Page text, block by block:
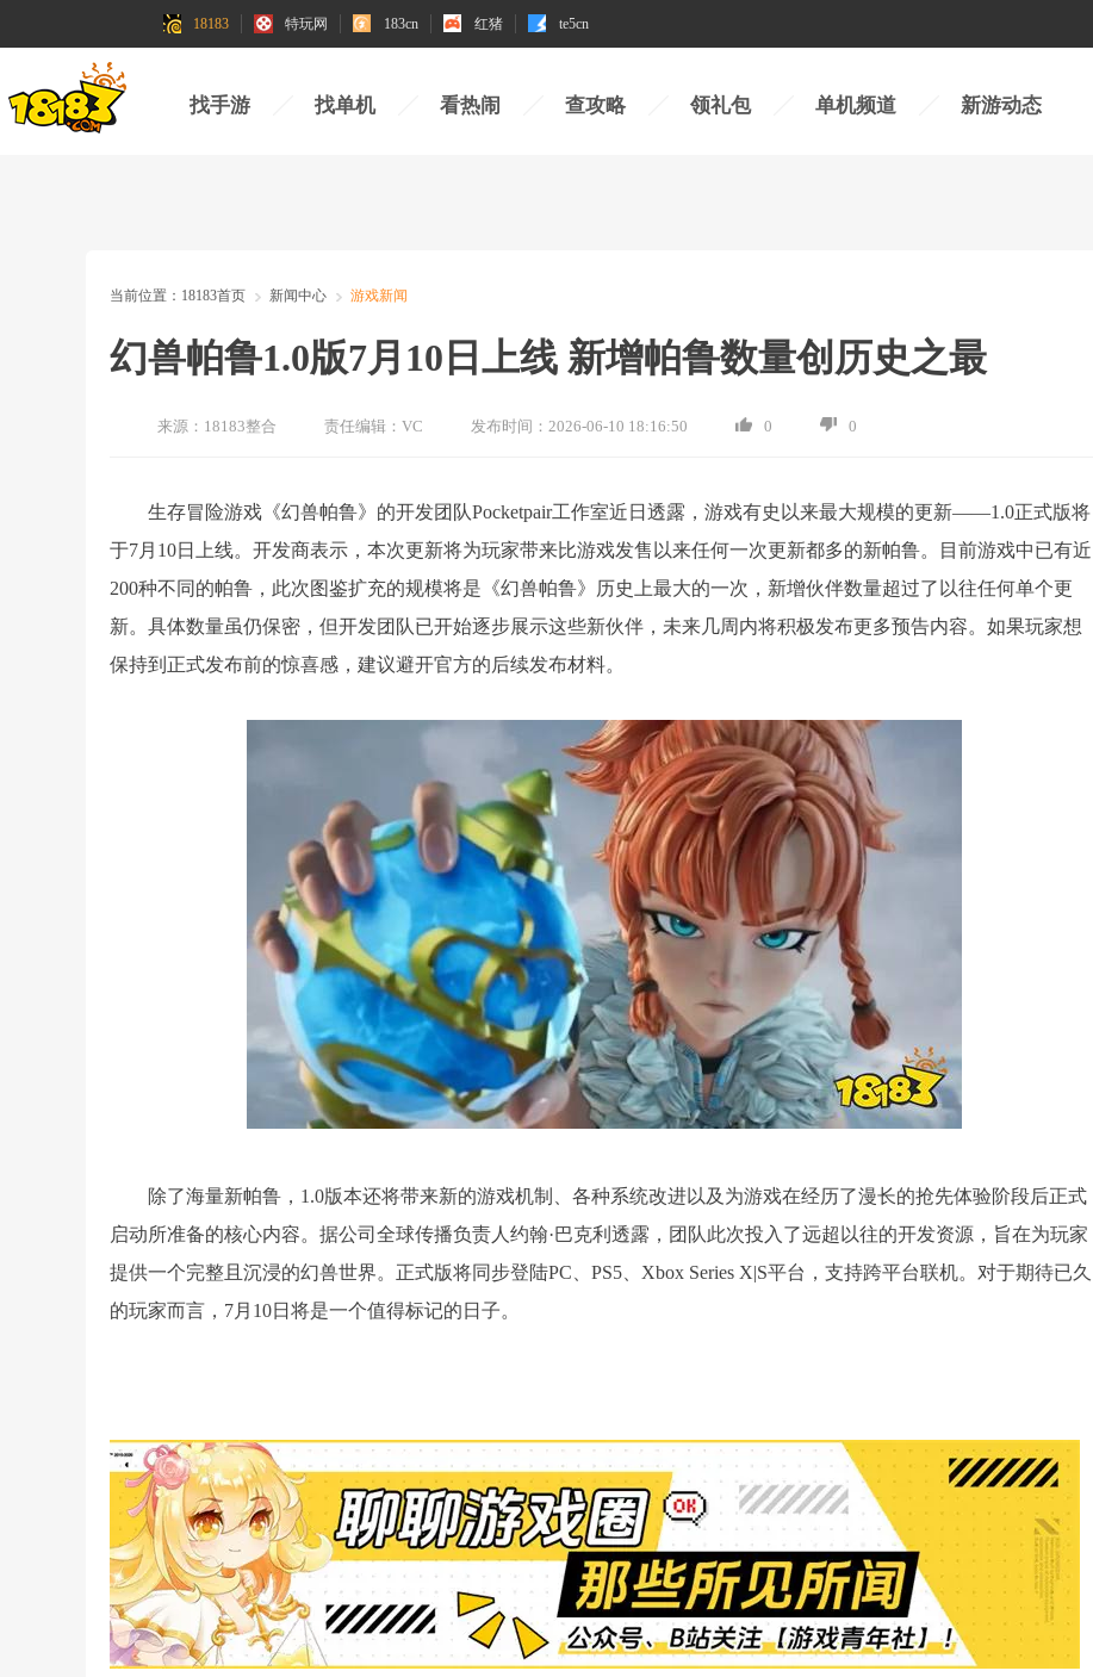
18183 特玩网 183cn 红猪 te5cn
找手游 找单机 看热闹 查攻略 领礼包 单机频道 新游动态
当前位置： 18183首页 新闻中心 游戏新闻
幻兽帕鲁1.0版7月10日上线 新增帕鲁数量创历史之最
来源： 18183整合 责任编辑： VC 发布时间： 2026-06-10 18:16:50 0 0
生存冒险游戏《幻兽帕鲁》的开发团队Pocketpair工作室近日透露，游戏有史以来最大规模的更新——1.0正式版将
于7月10日上线。开发商表示，本次更新将为玩家带来比游戏发售以来任何一次更新都多的新帕鲁。目前游戏中已有近
200种不同的帕鲁，此次图鉴扩充的规模将是《幻兽帕鲁》历史上最大的一次，新增伙伴数量超过了以往任何单个更
新。具体数量虽仍保密，但开发团队已开始逐步展示这些新伙伴，未来几周内将积极发布更多预告内容。如果玩家想
保持到正式发布前的惊喜感，建议避开官方的后续发布材料。
除了海量新帕鲁，1.0版本还将带来新的游戏机制、各种系统改进以及为游戏在经历了漫长的抢先体验阶段后正式
启动所准备的核心内容。据公司全球传播负责人约翰·巴克利透露，团队此次投入了远超以往的开发资源，旨在为玩家
提供一个完整且沉浸的幻兽世界。正式版将同步登陆PC、PS5、Xbox Series X|S平台，支持跨平台联机。对于期待已久
的玩家而言，7月10日将是一个值得标记的日子。